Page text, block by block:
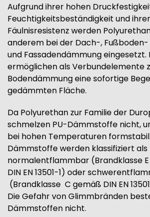
Aufgrund ihrer hohen
Feuchtigkeitsbeständigkeit und
Fäulnisresistenz werden
anderem bei der Dach-, Fußboden-
und Fassadendämmung
ermöglichen als Verbundelemente
Bodendämmung eine sofortige
gedämmten Fläche.
Da Polyurethan zur Familie der
schmelzen PU-Dämmstoffe nicht,
bei hohen Temperaturen
Dämmstoffe werden klassifiziert als
normalentflammbar (Brandklasse
DIN EN 13501-1) oder
(Brandklasse C gemäß DIN EN
Die Gefahr von Glimmbränden
Dämmstoffen nicht.